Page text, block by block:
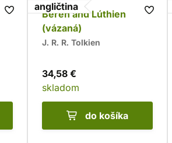
angličtina
Beren and Lúthien
(vázaná)
J. R. R. Tolkien
34,58 €
skladom
do košíka